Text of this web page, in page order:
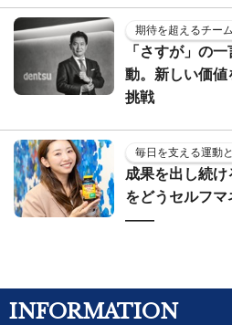
期待を超えるチー
「さすが」の
動。新しい価
挑戦
毎日を支える運動
成果を出し続
をどうセルフ
——
INFORMATION